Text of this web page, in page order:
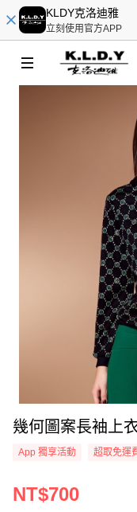
KLDY克洛迪雅
立刻使用官方APP
幾何圖案長袖上
App 獨享活動 超取免運
NT$700